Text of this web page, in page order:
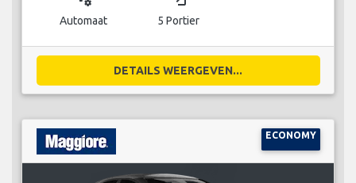
Automaat 5 Portier
DETAILS WEERGEVEN...
ECONOMY